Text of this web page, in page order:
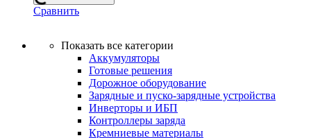
Сравнить
Показать все категории
Аккумуляторы
Готовые решения
Дорожное оборудование
Зарядные и пуско-зарядные устройства
Инверторы и ИБП
Контроллеры заряда
Кремниевые материалы